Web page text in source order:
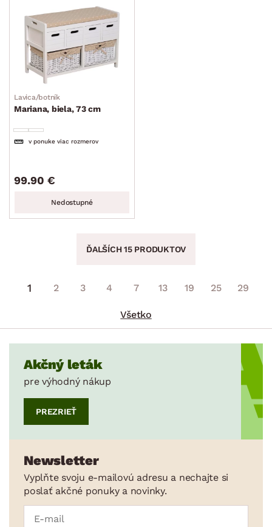
Lavica/botník
Mariana, biela, 73 cm
v ponuke viac rozmerov
99.90 €
Nedostupné
ĎALŠÍCH 15 PRODUKTOV
1 2 3 4 7 13 19 25 29
Všetko
Akčný leták
pre výhodný nákup
PREZRIEŤ
Newsletter
Vyplňte svoju e-mailovú adresu a nechajte si
poslať akčné ponuky a novinky.